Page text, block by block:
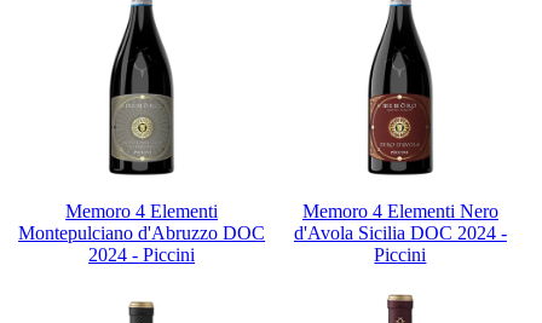
Memoro 4 Elementi
Montepulciano d'Abruzzo DOC
2024 - Piccini
Memoro 4 Elementi Nero
d'Avola Sicilia DOC 2024 -
Piccini